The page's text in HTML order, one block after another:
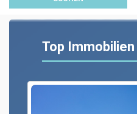
Top